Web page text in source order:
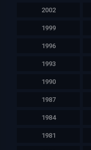
2002
1999
1996
1993
1990
1987
1984
1981